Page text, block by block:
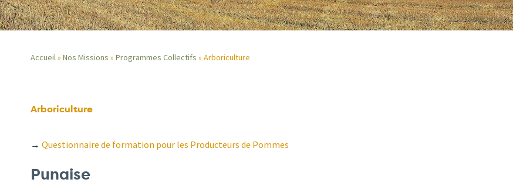
d'Ariane
Accueil Nos Missions Programmes Collectifs Arboriculture
Arboriculture
→ Questionnaire de formation pour les Producteurs de Pommes
Punaise